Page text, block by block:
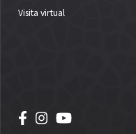
Visita virtual